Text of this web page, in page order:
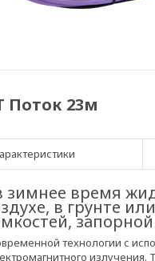
Поток 23м
время
в грунте
технологии с